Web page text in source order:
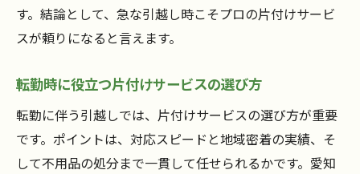
す。結論として、急な引越し時こそプロの片付けサービ
スが頼りになると言えます。
転勤時に役立つ片付けサービスの選び方
転勤に伴う引越しでは、片付けサービスの選び方が重要
です。ポイントは、対応スピードと地域密着の実績、そ
して不用品の処分まで一貫して任せられるかです。愛知